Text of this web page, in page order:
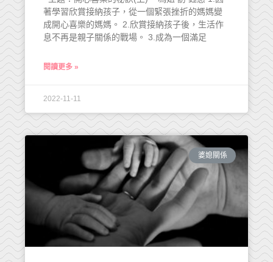
著學習欣賞接納孩子，從一個緊張挫折的媽媽變
成開心喜樂的媽媽。 2.欣賞接納孩子後，生活作
息不再是親子關係的戰場。 3.成為一個滿足
閱讀更多 »
2022-11-11
婆媳關係